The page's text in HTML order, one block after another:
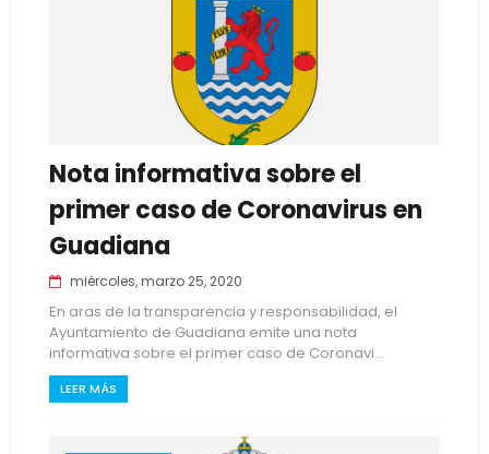
Nota informativa sobre el
primer caso de Coronavirus en
Guadiana
miércoles, marzo 25, 2020
En aras de la transparencia y responsabilidad, el
Ayuntamiento de Guadiana emite una nota
informativa sobre el primer caso de Coronavi...
LEER MÁS